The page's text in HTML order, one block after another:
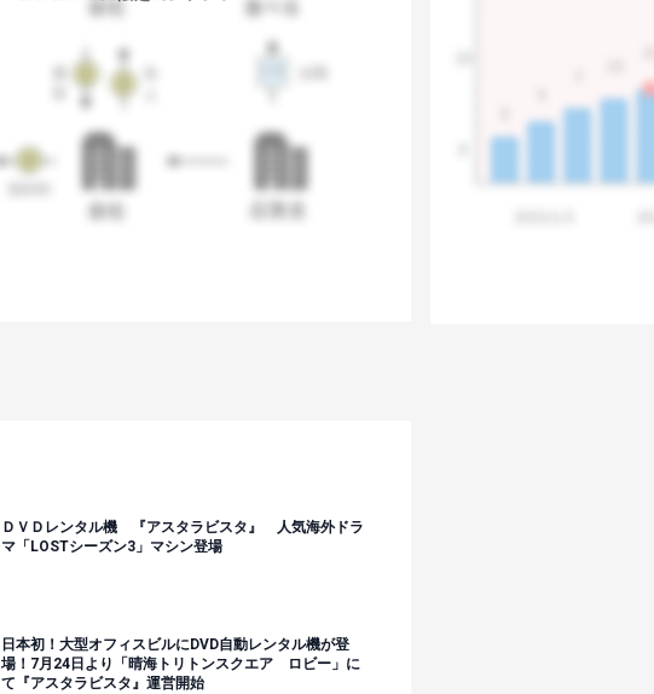
ＤＶＤレンタル機 『アスタラビスタ』 人気海外ドラ
マ「LOSTシーズン3」マシン登場
日本初！大型オフィスビルにDVD自動レンタル機が登
場！7月24日より「晴海トリトンスクエア ロビー」に
て『アスタラビスタ』運営開始